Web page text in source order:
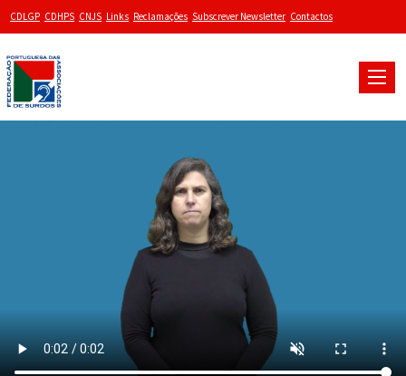
CDLGP CDHPS CNJS Links Reclamações Subscrever Newsletter Contactos
Toggle